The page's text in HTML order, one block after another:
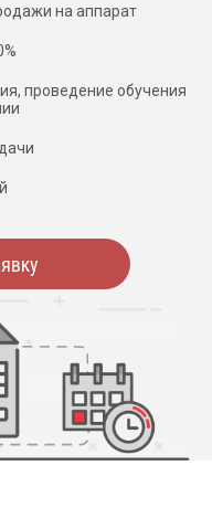
на аппарат
проведение обучения